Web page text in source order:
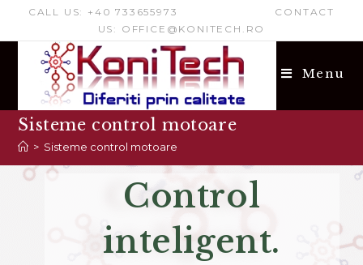
CALL US: +40 733655973 CONTACT
US: OFFICE@KONITECH.RO
Menu
Sisteme control motoare
> Sisteme control motoare
Control
inteligent.